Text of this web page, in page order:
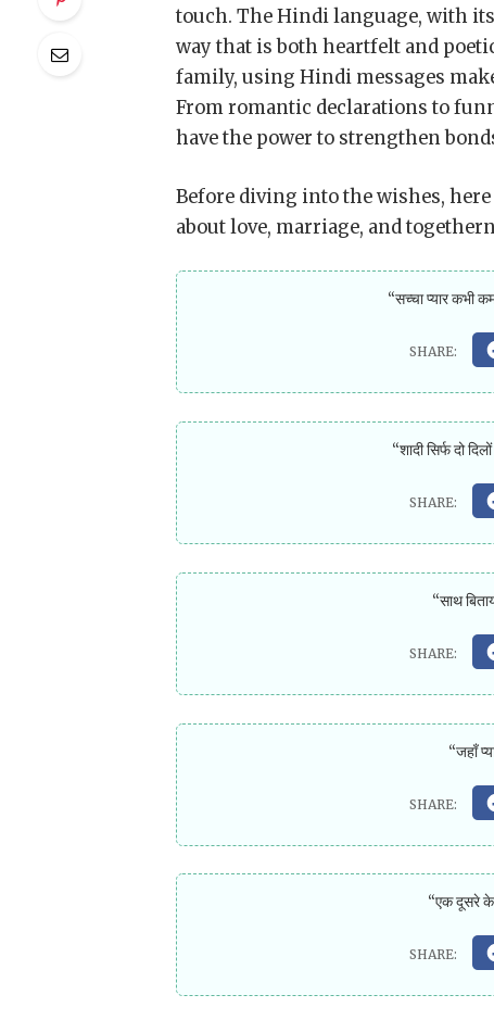
touch. The Hindi language, with
way that is both heartfelt and
family, using Hindi messages
From romantic declarations to
have the power to strengthen
Before diving into the wishes,
about love, marriage, and
“सच्चा प्यार कभी
“शादी सिर्फ दो
“साथ
“जहाँ
“एक दूसरे के